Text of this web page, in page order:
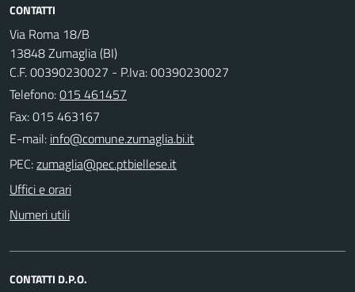
CONTATTI
Via Roma 18/B
13848 Zumaglia (BI)
C.F. 00390230027 - P.Iva: 00390230027
Telefono:015 461457
Fax: 015 463167
E-mail:
PEC:
Uffici e orari
Numeri utili
CONTATTI D.P.O.